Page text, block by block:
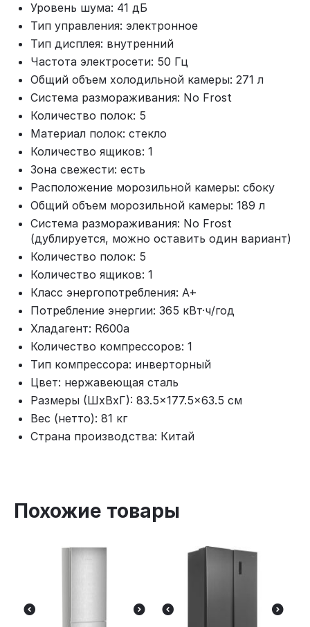
Уровень шума: 41 дБ
Тип управления: электронное
Тип дисплея: внутренний
Частота электросети: 50 Гц
Общий объем холодильной камеры: 271 л
Система размораживания: No Frost
Количество полок: 5
Материал полок: стекло
Количество ящиков: 1
Зона свежести: есть
Расположение морозильной камеры: сбоку
Общий объем морозильной камеры: 189 л
Система размораживания: No Frost
(дублируется, можно оставить один вариант)
Количество полок: 5
Количество ящиков: 1
Класс энергопотребления: A+
Потребление энергии: 365 кВт·ч/год
Хладагент: R600a
Количество компрессоров: 1
Тип компрессора: инверторный
Цвет: нержавеющая сталь
Размеры (ШхВхГ): 83.5×177.5×63.5 см
Вес (нетто): 81 кг
Страна производства: Китай
Похожие товары